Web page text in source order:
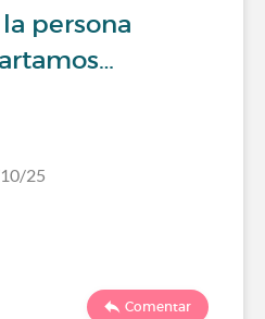
persona
25
Comentar